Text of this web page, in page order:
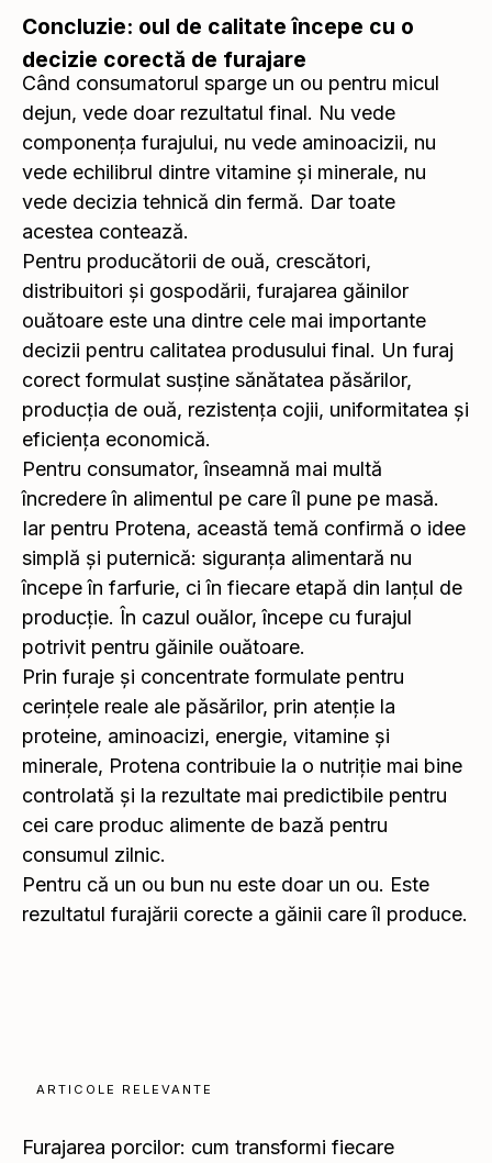
Concluzie: oul de calitate începe cu o
decizie corectă de furajare
Când consumatorul sparge un ou pentru micul
dejun, vede doar rezultatul final. Nu vede
componența furajului, nu vede aminoacizii, nu
vede echilibrul dintre vitamine și minerale, nu
vede decizia tehnică din fermă. Dar toate
acestea contează.
Pentru producătorii de ouă, crescători,
distribuitori și gospodării, furajarea găinilor
ouătoare este una dintre cele mai importante
decizii pentru calitatea produsului final. Un furaj
corect formulat susține sănătatea păsărilor,
producția de ouă, rezistența cojii, uniformitatea și
eficiența economică.
Pentru consumator, înseamnă mai multă
încredere în alimentul pe care îl pune pe masă.
Iar pentru Protena, această temă confirmă o idee
simplă și puternică: siguranța alimentară nu
începe în farfurie, ci în fiecare etapă din lanțul de
producție. În cazul ouălor, începe cu furajul
potrivit pentru găinile ouătoare.
Prin furaje și concentrate formulate pentru
cerințele reale ale păsărilor, prin atenție la
proteine, aminoacizi, energie, vitamine și
minerale, Protena contribuie la o nutriție mai bine
controlată și la rezultate mai predictibile pentru
cei care produc alimente de bază pentru
consumul zilnic.
Pentru că un ou bun nu este doar un ou. Este
rezultatul furajării corecte a găinii care îl produce.
ARTICOLE RELEVANTE
Furajarea porcilor: cum transformi fiecare